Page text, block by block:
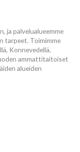
ja palvelualueemme
tarpeet. Toimimme
Konnevedellä,
ammattitaitoiset
alueiden